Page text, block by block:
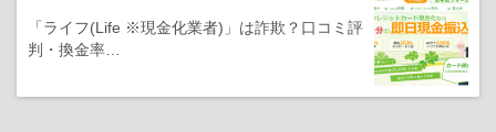
「ライフ(Life ※現金化業者)」は詐欺？口コミ評
判・換金率…